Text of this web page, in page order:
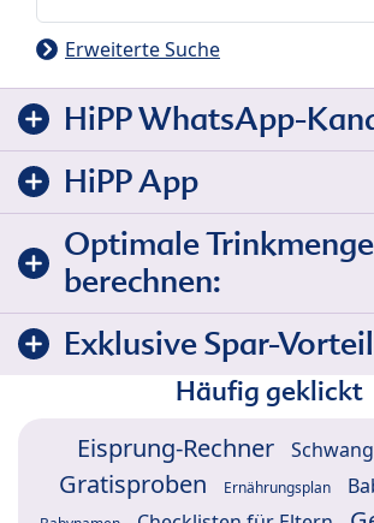
Erweiterte Suche
HiPP WhatsApp-
HiPP App
Optimale
berechnen:
Exklusive Spar-
Häufig geklickt
Eisprung-Rechner
Gratisproben Ernährungsplan